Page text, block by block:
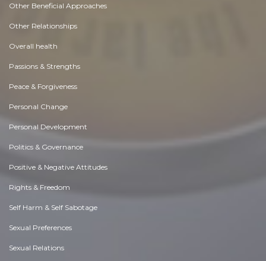
Other Beneficial Approaches
Other Relationships
Overall health
Passions & Strengths
Peace & Forgiveness
Personal Change
Personal Development
Politics & Governance
Positive & Negative Attitudes
Rights & Freedom
Self Harm & Self Sabotage
Sexual Preferences
Sexual Relations